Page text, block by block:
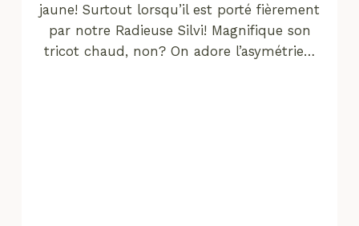
jaune! Surtout lorsqu’il est porté fièrement
par notre Radieuse Silvi! Magnifique son
tricot chaud, non? On adore l’asymétrie…